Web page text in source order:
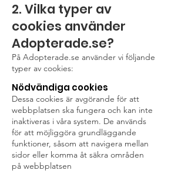
2. Vilka typer av
cookies använder
Adopterade.se?
På Adopterade.se använder vi följande
typer av cookies:
Nödvändiga cookies
Dessa cookies är avgörande för att
webbplatsen ska fungera och kan inte
inaktiveras i våra system. De används
för att möjliggöra grundläggande
funktioner, såsom att navigera mellan
sidor eller komma åt säkra områden
på webbplatsen